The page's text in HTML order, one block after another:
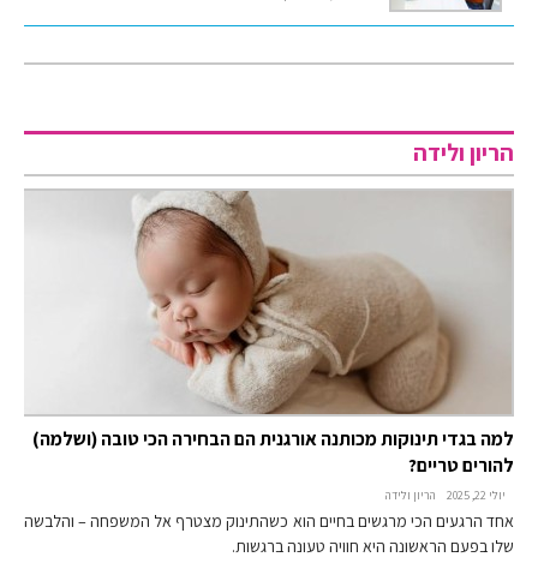
הריון ולידה
למה בגדי תינוקות מכותנה אורגנית הם הבחירה הכי טובה (ושלמה)
להורים טריים?
יולי 22, 2025 הריון ולידה
אחד הרגעים הכי מרגשים בחיים הוא כשהתינוק מצטרף אל המשפחה – והלבשה
שלו בפעם הראשונה היא חוויה טעונה ברגשות.